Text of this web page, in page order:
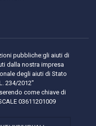
pubbliche:gli aiuti di
dalla nostra impresa
degli aiuti di Stato
234/2012"
come chiave di
03611201009